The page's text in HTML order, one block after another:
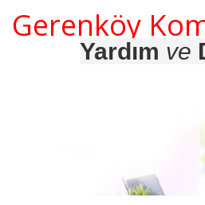
Gerenköy
Yardım ve